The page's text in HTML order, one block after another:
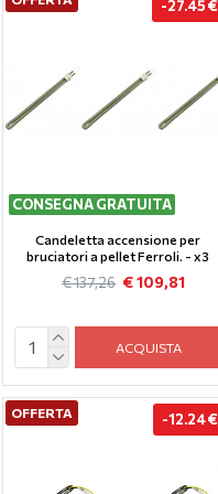
CONSEGNA GRATUITA
-27.45 €
Candeletta accensione per
bruciatori a pellet Ferroli. - x3
€ 109,81
€ 137,26
ACQUISTA
OFFERTA -12.24 €